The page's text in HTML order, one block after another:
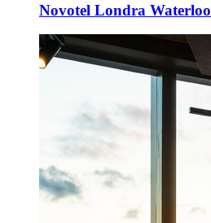
Novotel Londra Waterloo